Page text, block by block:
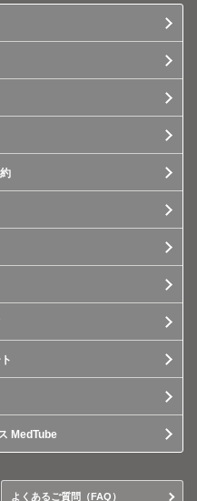
MedTube
よくあるご質問（FAQ）